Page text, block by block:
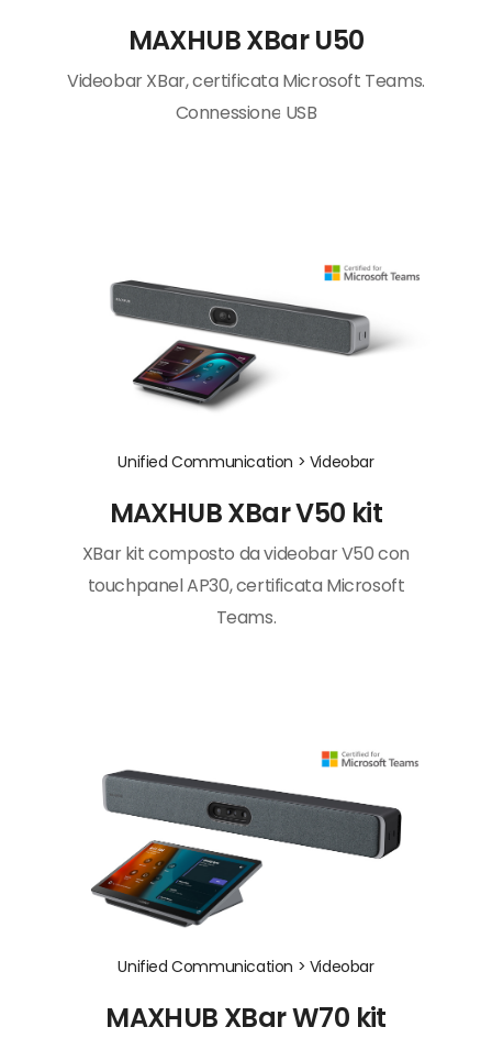
MAXHUB XBar U50
Videobar XBar, certificata Microsoft Teams.
Connessione USB
Unified Communication > Videobar
MAXHUB XBar V50 kit
XBar kit composto da videobar V50 con
touchpanel AP30, certificata Microsoft
Teams.
Unified Communication > Videobar
MAXHUB XBar W70 kit